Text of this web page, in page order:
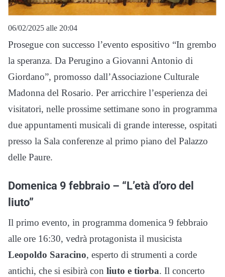
06/02/2025 alle 20:04
Prosegue con successo l’evento espositivo “In grembo
la speranza. Da Perugino a Giovanni Antonio di
Giordano”, promosso dall’Associazione Culturale
Madonna del Rosario. Per arricchire l’esperienza dei
visitatori, nelle prossime settimane sono in programma
due appuntamenti musicali di grande interesse, ospitati
presso la Sala conferenze al primo piano del Palazzo
delle Paure.
Domenica 9 febbraio – “L’età d’oro del
liuto”
Il primo evento, in programma domenica 9 febbraio
alle ore 16:30, vedrà protagonista il musicista
Leopoldo Saracino, esperto di strumenti a corde
antichi, che si esibirà con liuto e tiorba. Il concerto